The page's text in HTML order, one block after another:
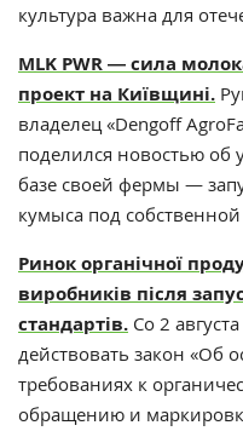
культура важна для
MLK PWR ― сила
проект на Київщині.
владелец «Dengoff
поделился новостью об
базе своей фермы —
кумыса под
Ринок органічної
виробників після
стандартів. Со 2
действовать закон «Об
требованиях к
обращению и